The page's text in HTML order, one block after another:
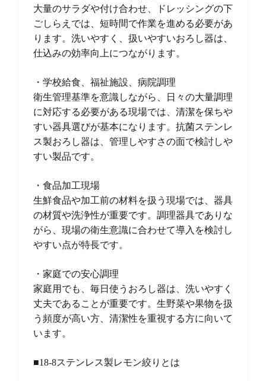
大量のサラダや付け合わせ、ドレッシングの下
ごしらえでは、短時間で作業を進める必要があ
ります。洗いやすく、扱いやすいおろし器は、
仕込みの効率向上につながります。
・学校給食、福祉施設、病院調理
衛生管理基準を意識しながら、日々の大量調理
に対応する必要がある現場では、清潔を保ちや
すい器具選びが基本になります。抗菌ステンレ
ス製おろし器は、管理しやすさの面で検討しや
すい製品です。
・食品加工現場
生鮮食品や加工前の材料を扱う現場では、器具
の材質や洗浄性が重要です。調理器具でありな
がら、現場の衛生意識に合わせて導入を検討し
やすい点が特長です。
・家庭での安心調理
家庭用でも、毎日使うおろし器は、洗いやすく
丈夫であることが重要です。生野菜や果物を扱
う頻度が高い方、清潔性を重視する方に向いて
います。
■18-8ステンレス製レモン絞りとは